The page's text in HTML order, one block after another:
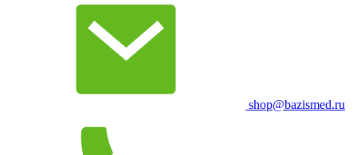
shop@bazismed.ru